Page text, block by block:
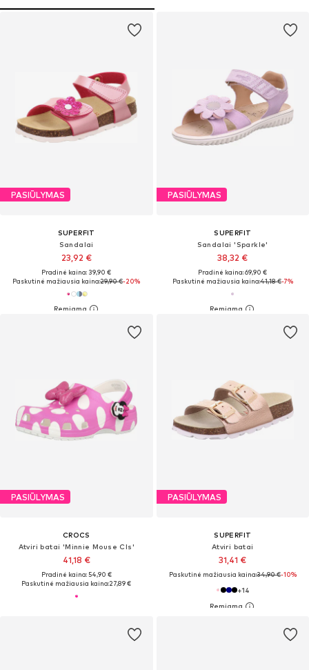
PASIŪLYMAS
SUPERFIT
Sandalai
23,92 €
Pradinė kaina: 39,90 €
Paskutinė mažiausia kaina:29,90 €-20%
PASIŪLYMAS
SUPERFIT
Sandalai 'Sparkle'
38,32 €
Pradinė kaina: 69,90 €
Paskutinė mažiausia kaina:41,18 €-7%
PASIŪLYMAS
CROCS
Atviri batai 'Minnie Mouse Cls'
41,18 €
Pradinė kaina: 54,90 €
Paskutinė mažiausia kaina:27,89 €
PASIŪLYMAS
SUPERFIT
Atviri batai
31,41 €
Paskutinė mažiausia kaina:34,90 €-10%
+14